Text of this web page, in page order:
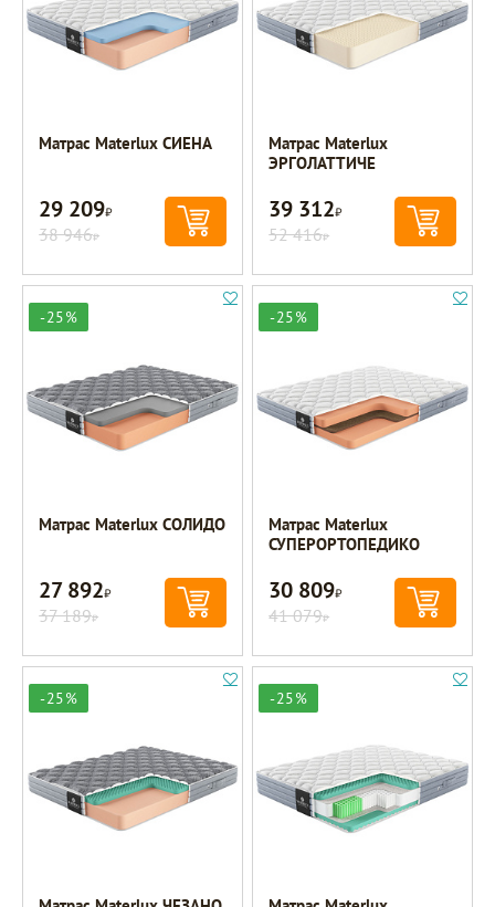
Матрас Materlux СИЕНА
29 209Р
38 946Р
Матрас Materlux
ЭРГОЛАТТИЧЕ
39 312Р
52 416Р
-25%
Матрас Materlux СОЛИДО
27 892Р
37 189Р
-25%
Матрас Materlux
СУПЕРОРТОПЕДИКО
30 809Р
41 079Р
-25% -25%